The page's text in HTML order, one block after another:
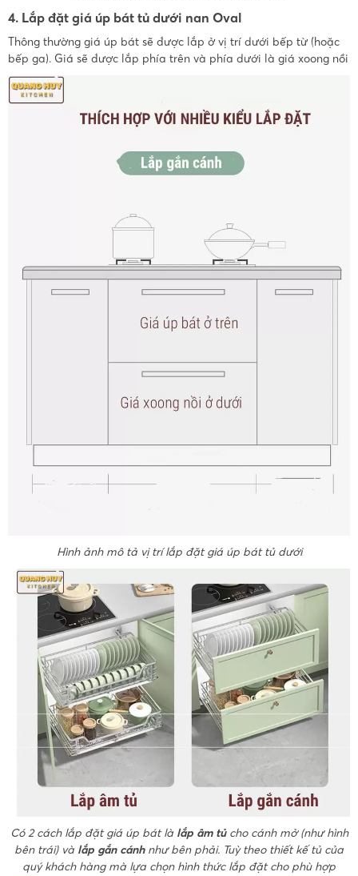
4. Lắp đặt giá úp bát tủ dưới nan Oval
Thông thường giá úp bát sẽ được lắp ở vị trí dưới bếp từ (hoặc
bếp ga). Giá sẽ được lắp phía trên và phía dưới là giá xoong nồi
Hình ảnh mô tả vị trí lắp đặt giá úp bát tủ dưới
Có 2 cách lắp đặt giá úp bát là lắp âm tủcho cánh mở (như hình
bên trái) và lắp gắn cánh như bên phải. Tuỳ theo thiết kế tủ của
quý khách hàng mà lựa chọn hình thức lắp đặt cho phù hợp